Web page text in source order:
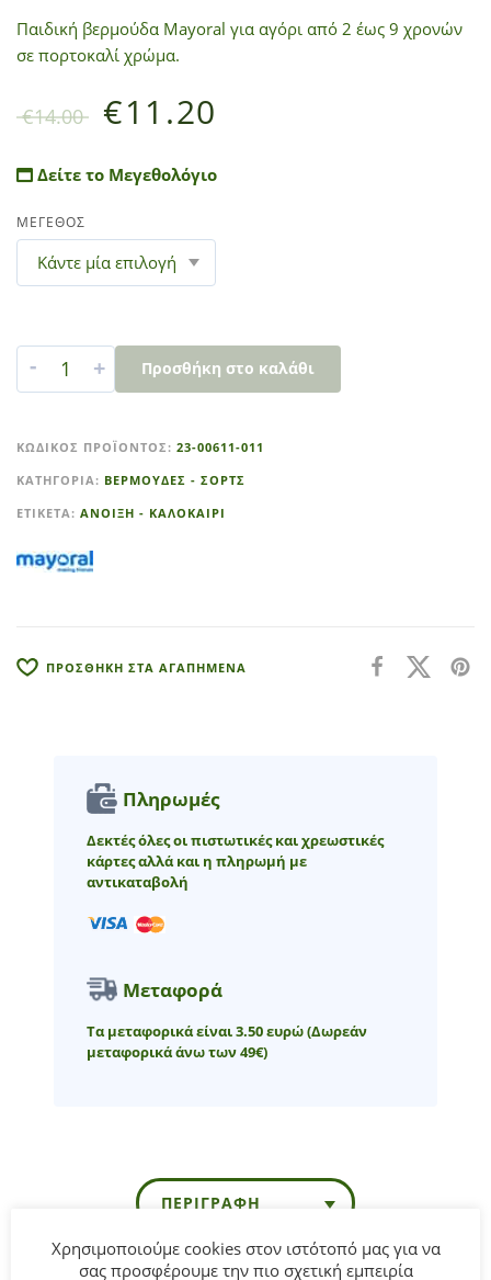
Παιδική βερμούδα Mayoral για αγόρι από 2 έως 9 χρονών
σε πορτοκαλί χρώμα.
€14.00 €11.20
Δείτε το Μεγεθολόγιο
ΜΕΓΕΘΟΣ
- + Προσθήκη στο καλάθι
t
e
r
a
e
ΚΩΔΙΚΌΣ ΠΡΟΪΌΝΤΟΣ: 23-00611-011
ΚΑΤΗΓΟΡΊΑ: ΒΕΡΜΟΥΔΕΣ - ΣΟΡΤΣ
ΕΤΙΚΈΤΑ: ΑΝΟΙΞΗ - ΚΑΛΟΚΑΙΡΙ
ΠΡΟΣΘΗΚΗ ΣΤΑ ΑΓΑΠΗΜΕΝΑ
Πληρωμές
Δεκτές όλες οι πιστωτικές και χρεωστικές
κάρτες αλλά και η πληρωμή με
αντικαταβολή
Μεταφορά
Τα μεταφορικά είναι 3.50 ευρώ(Δωρεάν
μεταφορικά άνω των 49€)
ΠΕΡΙΓΡΑΦΉ
Χρησιμοποιούμε cookies στον ιστότοπό μας για να
σας προσφέρουμε την πιο σχετική εμπειρία